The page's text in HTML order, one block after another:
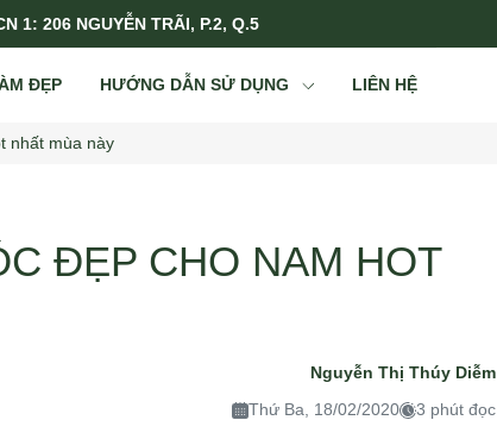
1: 206 NGUYỄN TRÃI, P.2, Q.5
ĐẸP HƯỚNG DẪN SỬ DỤNG LIÊN HỆ
nhất mùa này
ĐẸP CHO NAM HOT
Nguyễn Thị Thúy Diễm
Thứ Ba, 18/02/2020
3 phút đọc